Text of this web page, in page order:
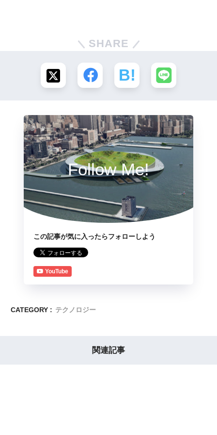
SHARE
Follow Me!
この記事が気に入ったらフォローしよう
YouTube
CATEGORY : テクノロジー
関連記事